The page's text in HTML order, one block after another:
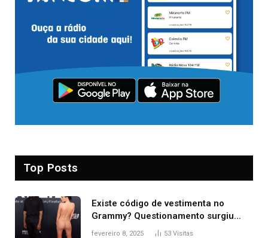
Top Posts
Existe código de vestimenta no
Grammy? Questionamento surgiu
após Bianca Censori, mulher de
fevereiro 8, 2025 53 Visitas